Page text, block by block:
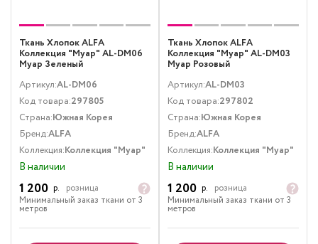
Ткань Хлопок ALFA
Коллекция "Муар" AL-DM06
Муар Зеленый
Артикул:AL-DM06
Код товара:297805
Страна:Южная Корея
Бренд:ALFA
Коллекция:Коллекция "Муар"
В наличии
1 200 р.
розница
Минимальный заказ ткани от 3
метров
Ткань Хлопок ALFA
Коллекция "Муар" AL-DM03
Муар Розовый
Артикул:AL-DM03
Код товара:297802
Страна:Южная Корея
Бренд:ALFA
Коллекция:Коллекция "Муар"
В наличии
1 200 р.
розница
Минимальный заказ ткани от 3
метров